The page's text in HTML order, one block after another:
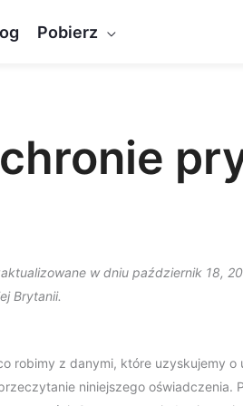
Pobierz
w dniu październik 18,
Brytanii.
robimy z danymi, które uzyskujemy o
niniejszego oświadczenia.